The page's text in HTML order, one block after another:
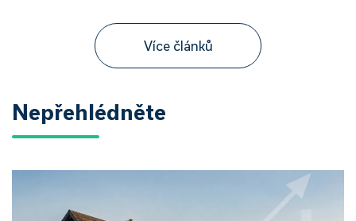
Více článků
Nepřehlédněte